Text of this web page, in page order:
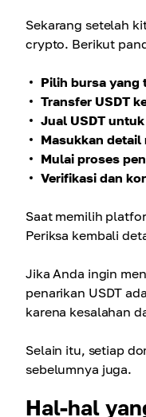
Sekarang setelah
crypto. Berikut
Pilih bursa yang
Transfer USDT
Jual USDT
Masukkan detail
Mulai proses
Verifikasi dan
Saat memilih
Periksa kembali
Jika Anda ingin
penarikan USDT
karena kesalahan
Selain itu, setiap
sebelumnya juga.
Hal-hal